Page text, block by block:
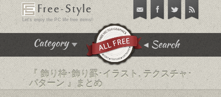
Free-Style
Let's enjoy the PC life free items!
Category
飾り枠･飾り罫･イラスト
テクスチャ･パターン
Search
『飾り枠･飾り罫･イラスト,テクスチャ･
パターン 』まとめ